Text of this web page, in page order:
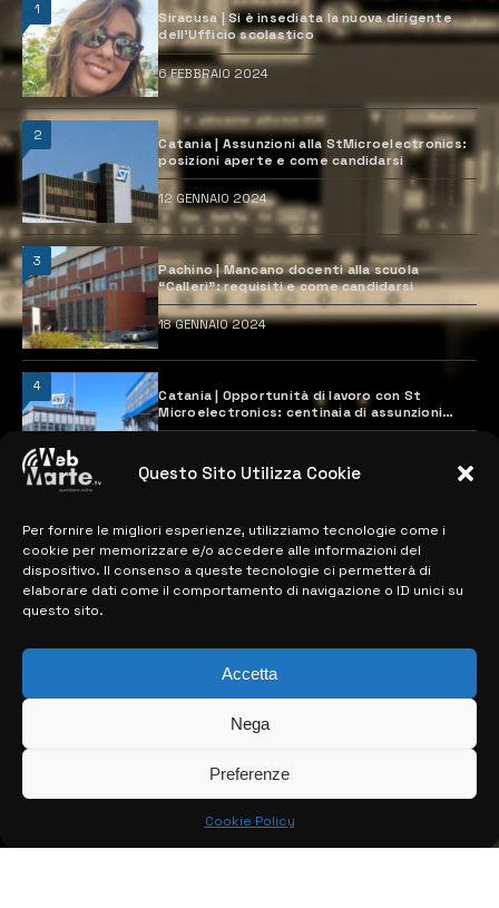
Questo Sito Utilizza Cookie
Per fornire le migliori esperienze, utilizziamo tecnologie come i
cookie per memorizzare e/o accedere alle informazioni del
dispositivo. Il consenso a queste tecnologie ci permetterà di
elaborare dati come il comportamento di navigazione o ID unici su
questo sito.
Accetta
Nega
Preferenze
Cookie Policy
1
Siracusa | Si è insediata la nuova dirigente
dell’Ufficio scolastico
6 FEBBRAIO 2024
2
Catania | Assunzioni alla StMicroelectronics:
posizioni aperte e come candidarsi
12 GENNAIO 2024
3
Pachino | Mancano docenti alla scuola
“Calleri”: requisiti e come candidarsi
18 GENNAIO 2024
4
Catania | Opportunità di lavoro con St
Microelectronics: centinaia di assunzioni
previste
MAPPA DEL SITO
> NOTIZIE